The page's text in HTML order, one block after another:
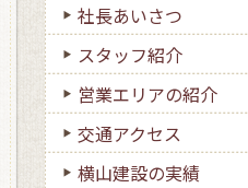
社長あいさつ
スタッフ紹介
営業エリアの紹介
交通アクセス
横山建設の実績